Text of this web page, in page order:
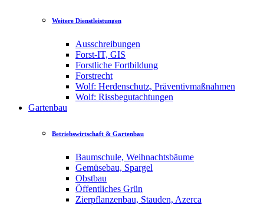
Weitere Dienstleistungen
Ausschreibungen
Forst-IT, GIS
Forstliche Fortbildung
Forstrecht
Wolf: Herdenschutz, Präventivmaßnahmen
Wolf: Rissbegutachtungen
Gartenbau
Betriebswirtschaft & Gartenbau
Baumschule, Weihnachtsbäume
Gemüsebau, Spargel
Obstbau
Öffentliches Grün
Zierpflanzenbau, Stauden, Azerca